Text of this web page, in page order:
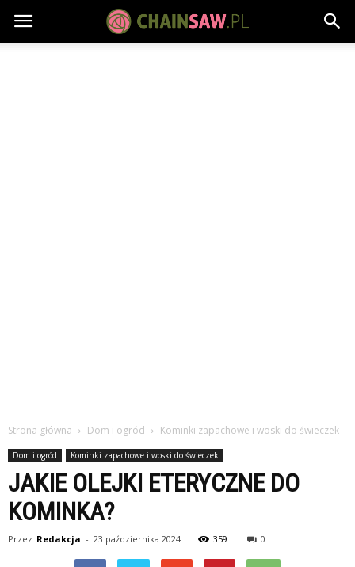
Strona główna Dom i ogród Kominki zapachowe i woski do świeczek
Dom i ogród Kominki zapachowe i woski do świeczek
JAKIE OLEJKI ETERYCZNE DO
KOMINKA?
Przez Redakcja - 23 października 2024 359 0